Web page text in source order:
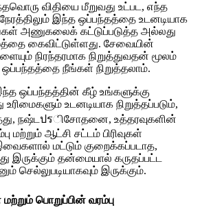
விதியை மீறுவது உட்பட, எந்த
இந்த ஒப்பந்தத்தை உடனடியாக
அணுகலைக் கட்டுப்படுத்த அல்லது
கைவிட்டுள்ளது. சேவையின்
நிரந்தரமாக நிறுத்துவதன் மூலம்
ஒப்பந்தத்தை நீங்கள் நிறுத்தலாம்.
ஒப்பந்தத்தின் கீழ் உங்களுக்கு
உடனடியாக நிறுத்தப்படும்,
நஷ்டปรிசோதனை, உத்தரவுகளின்
மற்றும் ஆட்சி சட்டம் பிரிவுகள்
மட்டும் குறைக்கப்படாத,
இருக்கும் தன்மையால் கருதப்பட்ட
செல்லுபடியாகவும் இருக்கும்.
பொறுப்பின் வரம்பு